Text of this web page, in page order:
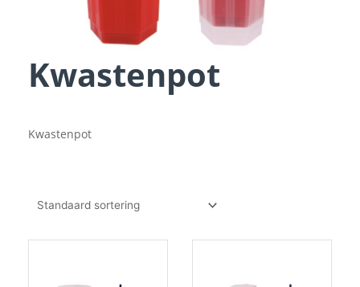
Kwastenpot
Kwastenpot